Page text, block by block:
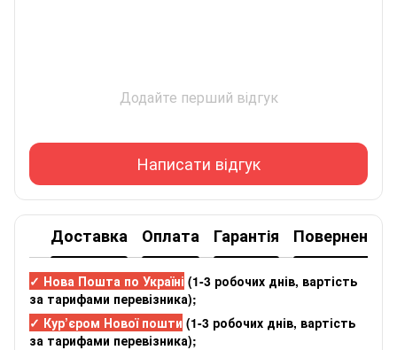
Додайте перший відгук
Написати відгук
Доставка Оплата Гарантія Повернення
✓ Нова Пошта по Україні (1-3 робочих днів, вартість
за тарифами перевізника);
✓ Кур’єром Нової пошти (1-3 робочих днів, вартість
за тарифами перевізника);